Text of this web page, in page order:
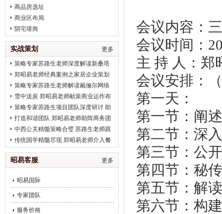
商品房选址
商业区布局
阴宅堪舆
更多
实战策划
策略专家苏路生老师深度解读新桑塔
纳完美营销
郑昭易老师经典案例之家居企业策划
策略专家苏路生老师解读戴俪尔网络
公关 卖给消费者的是一种品味
雪中送炭 郑昭易老师献策商业运作布
局
策略专家苏路生项目团队深度研讨 助
推2012北京平谷健身会
打造和谐团队 郑昭易老师助阵商务团
队凝聚力建设
中西公关精髓策略合璧 苏路生老师跟
进2012初明玉水墨画展
传统国学精髓尽现 郑昭易老师介入餐
饮企业调理
更多
昭易客服
昭易国际
专家团队
服务价格
会议内容：
会议时间：
主 持 人：郑
会议安排：
第一天：
第一节：阐
第二节：深
第三节：公
第四节：秘
第五节：解
第六节：构